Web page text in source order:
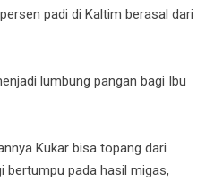
padi di Kaltim berasal dari
lumbung pangan bagi Ibu
Kukar bisa topang dari
bertumpu pada hasil migas,